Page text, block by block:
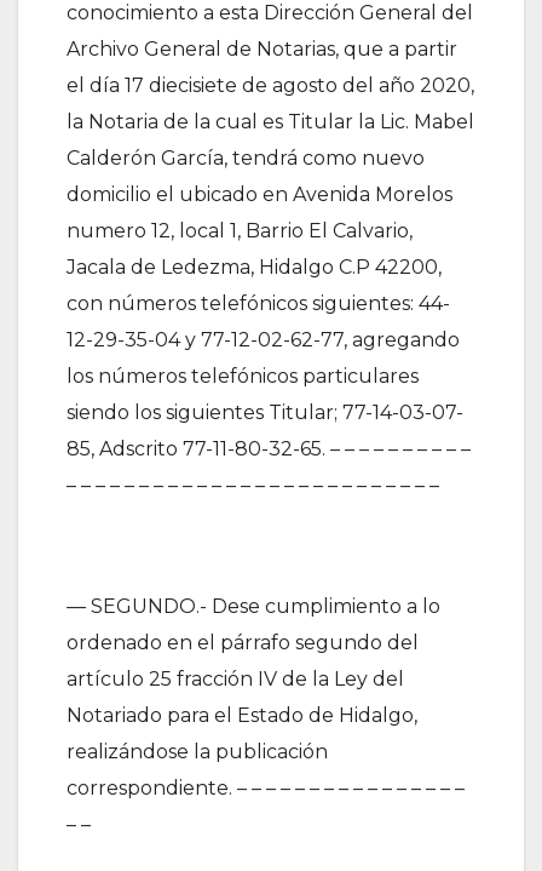
conocimiento a esta Dirección General del
Archivo General de Notarias, que a partir
el día 17 diecisiete de agosto del año 2020,
la Notaria de la cual es Titular la Lic. Mabel
Calderón García, tendrá como nuevo
domicilio el ubicado en Avenida Morelos
numero 12, local 1, Barrio El Calvario,
Jacala de Ledezma, Hidalgo C.P 42200,
con números telefónicos siguientes: 44-
12-29-35-04 y 77-12-02-62-77, agregando
los números telefónicos particulares
siendo los siguientes Titular; 77-14-03-07-
85, Adscrito 77-11-80-32-65. – – – – – – – – – –
– – – – – – – – – – – – – – – – – – – – – – – – – –
— SEGUNDO.- Dese cumplimiento a lo
ordenado en el párrafo segundo del
artículo 25 fracción IV de la Ley del
Notariado para el Estado de Hidalgo,
realizándose la publicación
correspondiente. – – – – – – – – – – – – – – – –
– –